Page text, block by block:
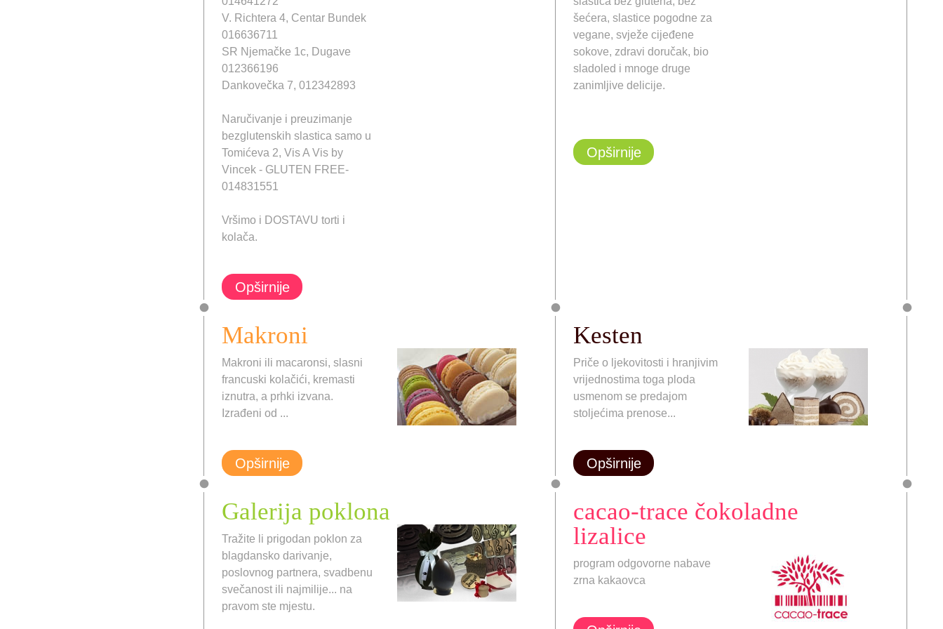
V. Richtera 4, Centar Bundek
016636711
SR Njemačke 1c, Dugave
012366196
Dankovečka 7, 012342893
Naručivanje i preuzimanje
bezglutenskih slastica samo u
Tomićeva 2, Vis A Vis by
Vincek - GLUTEN FREE-
014831551
Vršimo i DOSTAVU torti i
kolača.
Opširnije
šećera, slastice pogodne za
vegane, svježe cijeđene
sokove, zdravi doručak, bio
sladoled i mnoge druge
zanimljive delicije.
Opširnije
Makroni
Makroni ili macaronsi, slasni
francuski kolačići, kremasti
iznutra, a prhki izvana.
Izrađeni od ...
Opširnije
Kesten
Priče o ljekovitosti i hranjivim
vrijednostima toga ploda
usmenom se predajom
stoljećima prenose...
Opširnije
Galerija poklona
Tražite li prigodan poklon za
blagdansko darivanje,
poslovnog partnera, svadbenu
svečanost ili najmilije... na
pravom ste mjestu.
cacao-trace čokoladne
lizalice
program odgovorne nabave
zrna kakaovca